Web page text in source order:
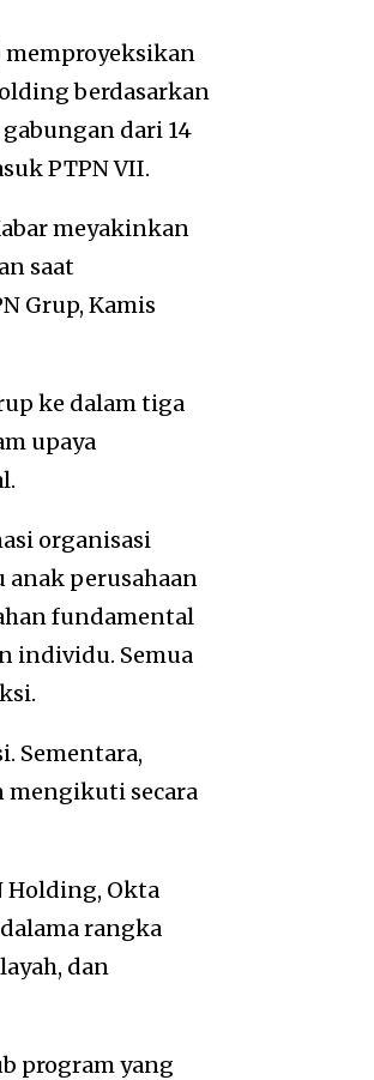
memproyeksikan
berdasarkan
dari 14
PTPN VII.
meyakinkan
saat
Grup, Kamis
ke dalam tiga
upaya
organisasi
anak perusahaan
fundamental
individu. Semua
Sementara,
mengikuti secara
Holding, Okta
rangka
dan
program yang